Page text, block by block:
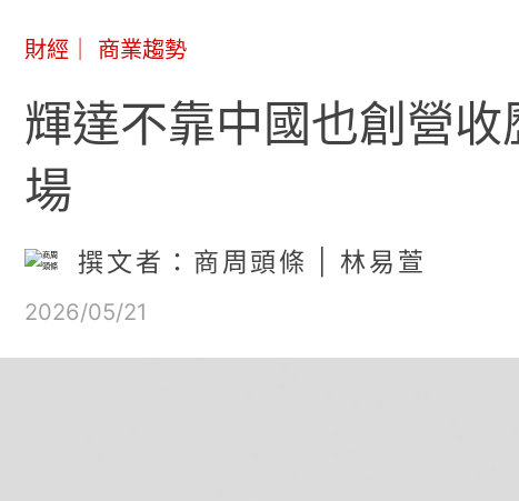
財經 商業趨勢
輝達不靠中國也創營
場
撰文者：商周頭條 | 林易萱
2026/05/21